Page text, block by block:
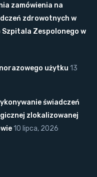
zamówienia na
zdrowotnych w
Zespolonego w
użytku 13
świadczeń
zlokalizowanej
10 lipca, 2026